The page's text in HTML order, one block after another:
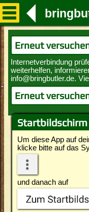
Startbildschirm
Um diese App auf
klicke bitte auf das
und danach auf
Erneut
Erneut